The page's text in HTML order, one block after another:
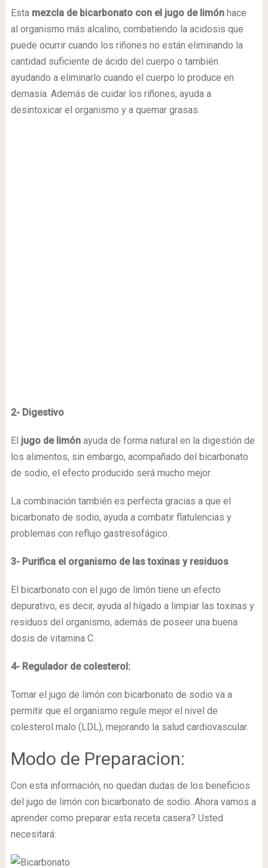
Esta mezcla de bicarbonato con el jugo de limónhace
al organismo más alcalino, combatiendo la acidosis que
puede ocurrir cuando los riñones no están eliminando la
cantidad suficiente de ácido del cuerpo o también
ayudando a eliminarlo cuando el cuerpo lo produce en
demasía. Además de cuidar los riñones, ayuda a
desintoxicar el organismo y a quemar grasas.
2- Digestivo
El jugo de limón ayuda de forma natural en la digestión de
los alimentos, sin embargo, acompañado del bicarbonato
de sodio, el efecto producido será mucho mejor.
La combinación también es perfecta gracias a que el
bicarbonato de sodio, ayuda a combatir flatulencias y
problemas con reflujo gastresofágico.
3- Purifica el organismo de las toxinas y residuos
El bicarbonato con el jugo de limón tiene un efecto
depurativo, es decir, ayuda al hígado a limpiar las toxinas y
residuos del organismo, además de poseer una buena
dosis de vitamina C.
4- Regulador de colesterol:
Tomar el jugo de limón con bicarbonato de sodio va a
permitir que el organismo regule mejor el nivel de
colesterol malo (LDL), mejorando la salud cardiovascular.
Modo de Preparacion:
Con esta información, no quedan dudas de los beneficios
del jugo de limón con bicarbonato de sodio. Ahora vamos a
aprender como preparar esta receta casera? Usted
necesitará: